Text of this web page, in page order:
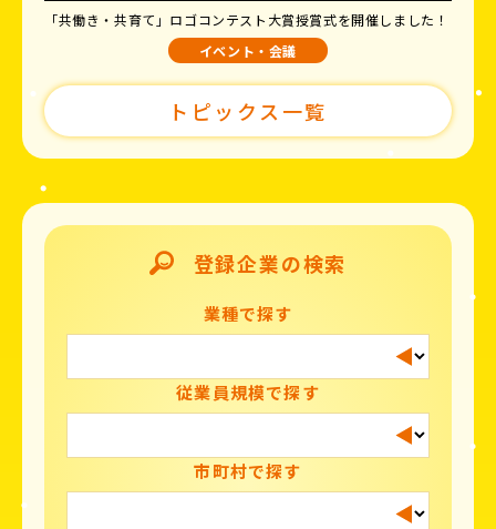
「共働き・共育て」ロゴコンテスト大賞授賞式を開催しました！
イベント・会議
トピックス一覧
登録企業の検索
業種で探す
従業員規模で探す
市町村で探す